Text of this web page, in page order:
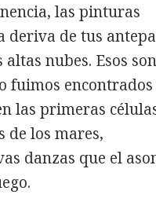
las pinturas
deriva de tus
nubes. Esos
fuimos encontrados
las primeras
de los mares,
danzas que el